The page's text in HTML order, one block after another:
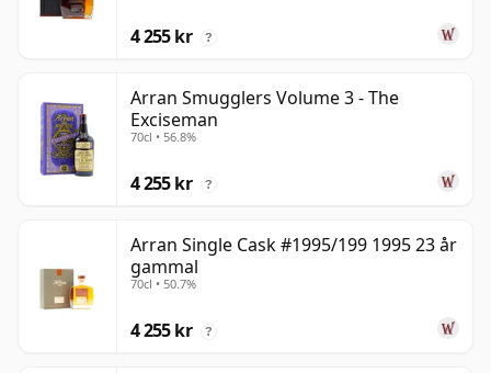
4 255 kr ?
Arran Smugglers Volume 3 - The
Exciseman
70cl • 56.8%
4 255 kr ?
Arran Single Cask #1995/199 1995 23 år
gammal
70cl • 50.7%
4 255 kr ?